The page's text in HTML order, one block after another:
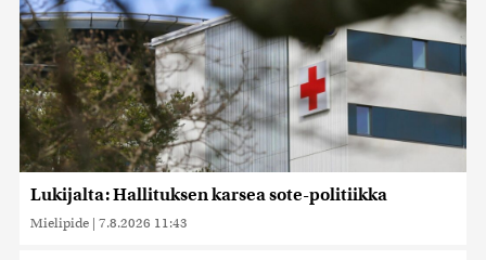
Lukijalta: Hallituksen karsea sote-politiikka
Mielipide | 7.8.2026 11:43